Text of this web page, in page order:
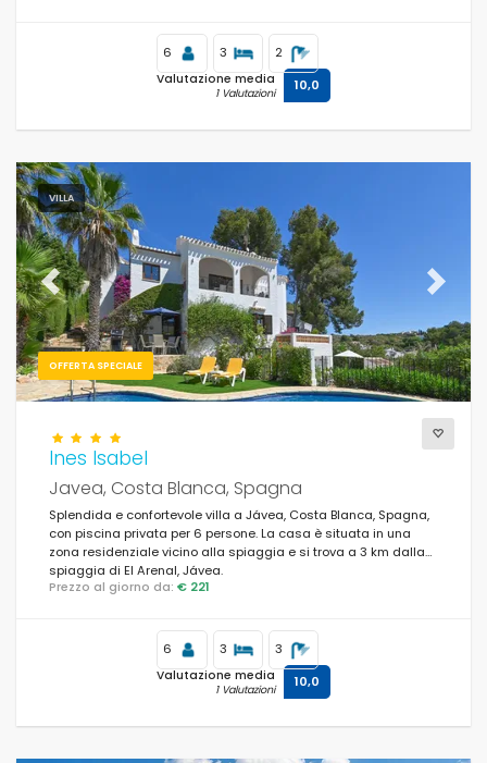
6 3 2
Valutazione media
1 Valutazioni 10,0
VILLA
OFFERTA SPECIALE
Previous Next
Ines Isabel
Javea, Costa Blanca, Spagna
Splendida e confortevole villa a Jávea, Costa Blanca, Spagna,
con piscina privata per 6 persone. La casa è situata in una
zona residenziale vicino alla spiaggia e si trova a 3 km dalla
spiaggia di El Arenal, Jávea.
Prezzo al giorno da: € 221
6 3 3
Valutazione media
1 Valutazioni 10,0